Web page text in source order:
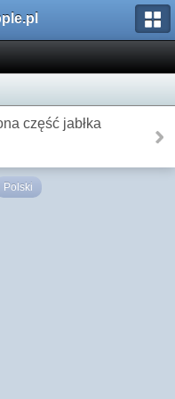
część jabłka
Polski